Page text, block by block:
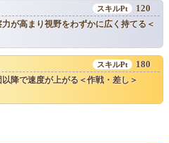
120
が高まり視野をわずかに広く持てる＜
180
降で速度が上がる＜作戦・差し＞